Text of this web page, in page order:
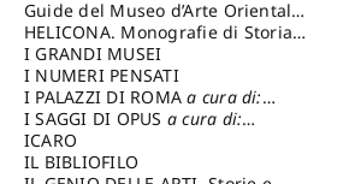
Trusiani Elio
Guide del Museo d’Arte Orientale
“Giuseppe Tucci”
HELICONA. Monografie di Storia
dell'Artea cura di: Gallo Marco
I GRANDI MUSEI
I NUMERI PENSATI
I PALAZZI DI ROMAa cura di:
Ippoliti Alessandro
I SAGGI DI OPUS a cura di:
Scalesse Tommaso
ICARO
IL BIBLIOFILO